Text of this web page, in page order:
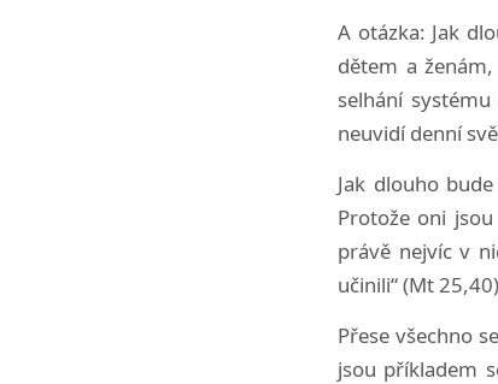
A otázka: Jak
dětem a
selhání
neuvidí denní
Jak dlouho
Protože oni
právě nejvíc v
učinili“ (Mt
Přese všechno
jsou příkladem